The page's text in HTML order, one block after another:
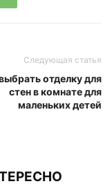
Следующая статья
отделку для
стен в комнате для
маленьких детей